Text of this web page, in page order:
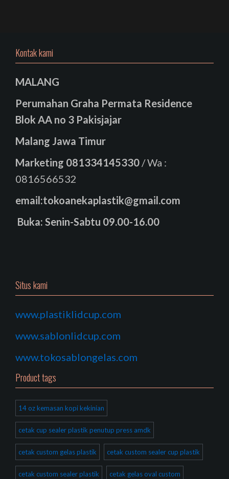
Kontak kami
MALANG
Perumahan Graha Permata Residence
Blok AA no 3 Pakisjajar
Malang Jawa Timur
Marketing 081334145330 / Wa :
0816566532
email:tokoanekaplastik@gmail.com
Buka: Senin-Sabtu 09.00-16.00
Situs kami
www.plastiklidcup.com
www.sablonlidcup.com
www.tokosablongelas.com
Product tags
14 oz kemasan kopi kekinian
cetak cup sealer plastik penutup press amdk
cetak custom gelas plastik cetak custom sealer cup plastik
cetak custom sealer plastik cetak gelas oval custom